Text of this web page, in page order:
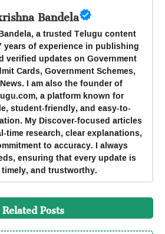
Bandela
a trusted Telugu content
years of experience in publishing
verified updates on Government
Cards, Government Schemes,
I am also the founder of
a platform known for
student-friendly, and easy-to-
My Discover-focused articles
time research, clear explanations,
to accuracy. I always
ensuring that every update is
and trustworthy.
Related Posts